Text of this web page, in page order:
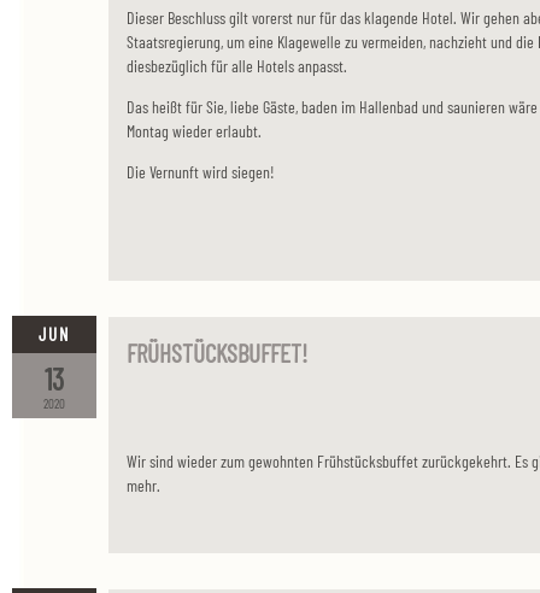
Dieser Beschluss gilt vorerst nur für das klagende Hotel. Wir gehen
Staatsregierung, um eine Klagewelle zu vermeiden, nachzieht und
diesbezüglich für alle Hotels anpasst.
Das heißt für Sie, liebe Gäste, baden im Hallenbad und saunieren
Montag wieder erlaubt.
Die Vernunft wird siegen!
2020
13
JUN
FRÜHSTÜCKSBUFFET!
Wir sind wieder zum gewohnten Frühstücksbuffet zurückgekehrt. Es
mehr.